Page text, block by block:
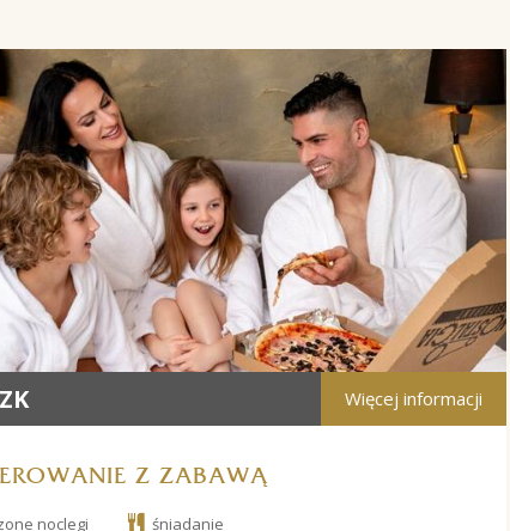
Więcej informacji
Z ZABAWĄ
noclegi śniadanie